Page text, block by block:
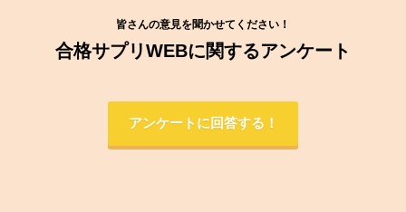
皆さんの意見を聞かせてください！
合格サプリWEBに関するアンケート
アンケートに回答する！